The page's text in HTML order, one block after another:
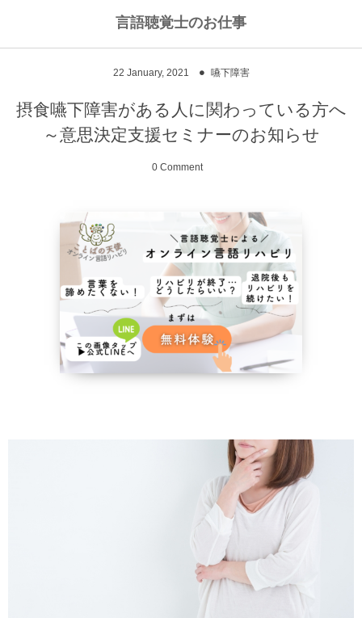
言語聴覚士のお仕事
22 January, 2021 嚥下障害
摂食嚥下障害がある人に関わっている方へ
～意思決定支援セミナーのお知らせ
0 Comment
脳に何かがあったとき
NPO法人Reジョブ大阪
ワーキングマザーの知恵 お豆